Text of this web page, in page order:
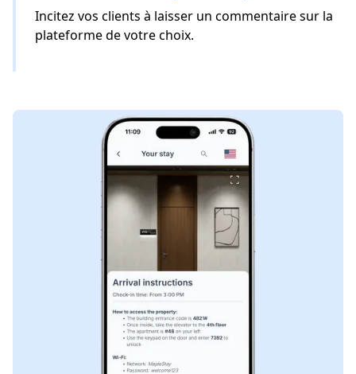
Incitez vos clients à laisser un commentaire sur la
plateforme de votre choix.